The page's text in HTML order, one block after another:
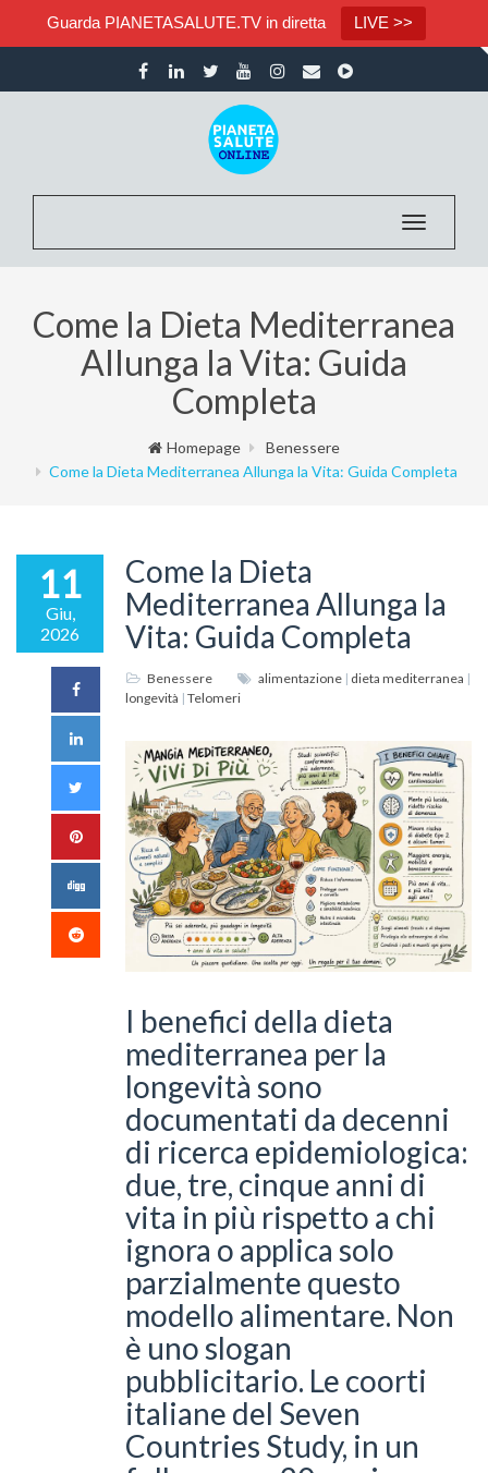
Guarda PIANETASALUTE.TV in diretta LIVE >>
Toggle
Come la Dieta Mediterranea
Allunga la Vita: Guida
Completa
Homepage
Benessere
Come la Dieta Mediterranea Allunga la Vita: Guida Completa
11
Giu,
2026
Come la Dieta
Mediterranea Allunga la
Vita: Guida Completa
Benessere alimentazione | dieta mediterranea |
longevità | Telomeri
I benefici della dieta
mediterranea per la
longevità sono
documentati da decenni
di ricerca epidemiologica:
due, tre, cinque anni di
vita in più rispetto a chi
ignora o applica solo
parzialmente questo
modello alimentare. Non
è uno slogan
pubblicitario. Le coorti
italiane del Seven
Countries Study, in un